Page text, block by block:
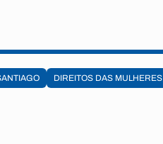
DIREITOS DAS MULHERES